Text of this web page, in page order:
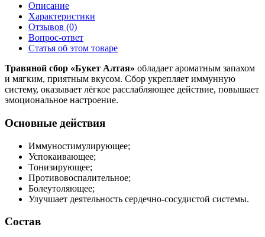
Описание
Характеристики
Отзывов (0)
Вопрос-ответ
Статья об этом товаре
Травяной сбор «Букет Алтая» обладает ароматным запахом
и мягким, приятным вкусом. Сбор укрепляет иммунную
систему, оказывает лёгкое расслабляющее действие, повышает
эмоциональное настроение.
Основные действия
Иммуностимулирующее;
Успокаивающее;
Тонизирующее;
Противовоспалительное;
Болеутоляющее;
Улучшает деятельность сердечно-сосудистой системы.
Состав